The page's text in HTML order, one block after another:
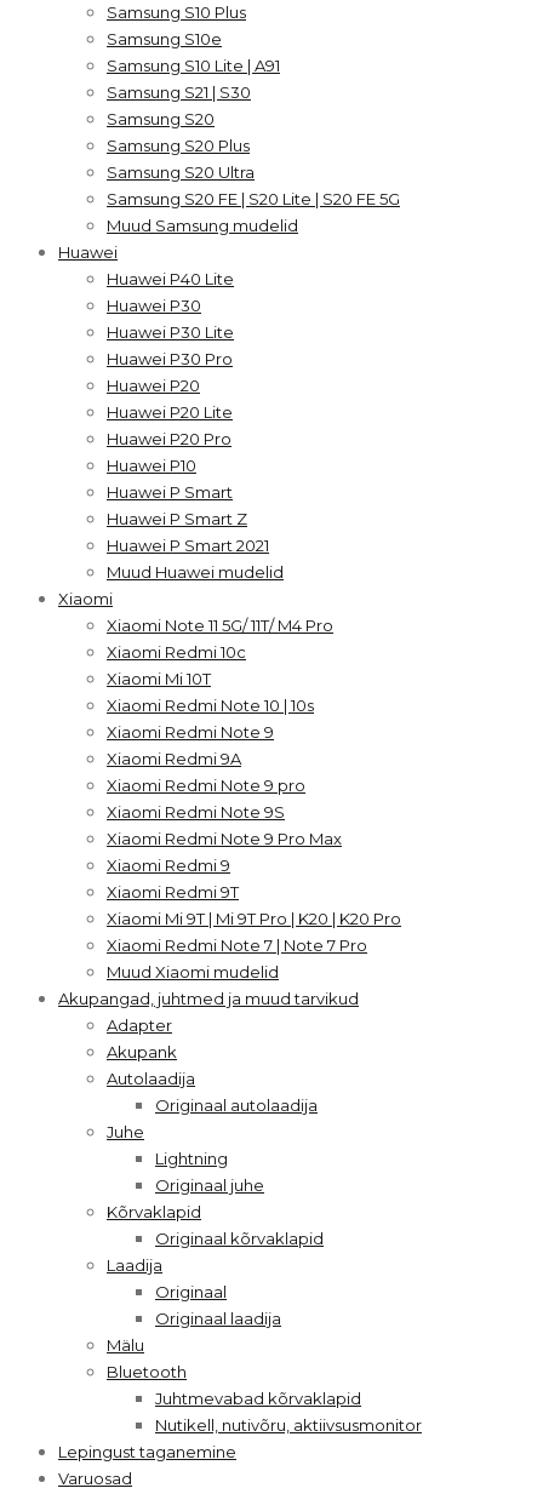
Samsung S10 Plus
Samsung S10e
Samsung S10 Lite | A91
Samsung S21 | S30
Samsung S20
Samsung S20 Plus
Samsung S20 Ultra
Samsung S20 FE | S20 Lite | S20 FE 5G
Muud Samsung mudelid
Huawei
Huawei P40 Lite
Huawei P30
Huawei P30 Lite
Huawei P30 Pro
Huawei P20
Huawei P20 Lite
Huawei P20 Pro
Huawei P10
Huawei P Smart
Huawei P Smart Z
Huawei P Smart 2021
Muud Huawei mudelid
Xiaomi
Xiaomi Note 11 5G/ 11T/ M4 Pro
Xiaomi Redmi 10c
Xiaomi Mi 10T
Xiaomi Redmi Note 10 | 10s
Xiaomi Redmi Note 9
Xiaomi Redmi 9A
Xiaomi Redmi Note 9 pro
Xiaomi Redmi Note 9S
Xiaomi Redmi Note 9 Pro Max
Xiaomi Redmi 9
Xiaomi Redmi 9T
Xiaomi Mi 9T | Mi 9T Pro | K20 | K20 Pro
Xiaomi Redmi Note 7 | Note 7 Pro
Muud Xiaomi mudelid
Akupangad, juhtmed ja muud tarvikud
Adapter
Akupank
Autolaadija
Originaal autolaadija
Juhe
Lightning
Originaal juhe
Kõrvaklapid
Originaal kõrvaklapid
Laadija
Originaal
Originaal laadija
Mälu
Bluetooth
Juhtmevabad kõrvaklapid
Nutikell, nutivõru, aktiivsusmonitor
Lepingust taganemine
Varuosad